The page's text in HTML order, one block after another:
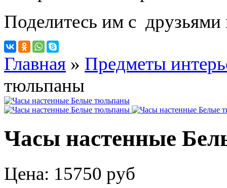
Поделитесь им с друзьями
Главная » Предметы
тюльпаны
Часы настенные
Цена: 15750 руб